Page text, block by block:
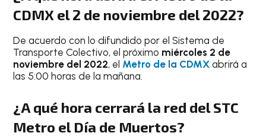
CDMX el2 de noviembre del 2022?
De acuerdo con lo difundido por el Sistema de
Transporte Colectivo, el próximo miércoles 2 de
noviembre del 2022, el Metro de la CDMX abrirá a
las 5:00 horas de la mañana.
¿A qué hora cerrará la red del STC
Metro el Día de Muertos?